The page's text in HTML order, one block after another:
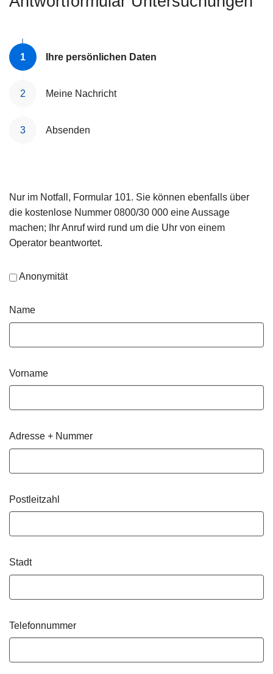
Ihre persönlichen Daten
Meine Nachricht
Absenden
Nur im Notfall, Formular 101. Sie können ebenfalls über
die kostenlose Nummer 0800/30 000 eine Aussage
machen; Ihr Anruf wird rund um die Uhr von einem
Operator beantwortet.
Anonymität
Name
Vorname
Adresse + Nummer
Postleitzahl
Stadt
Telefonnummer